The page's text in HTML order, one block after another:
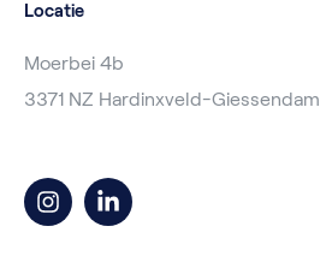
Locatie
Moerbei 4b
3371 NZ Hardinxveld-Giessendam